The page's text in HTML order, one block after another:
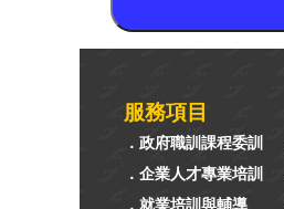
服務項目
．政府職訓課程委訓
．企業人才專業培訓
．就業培訓與輔導